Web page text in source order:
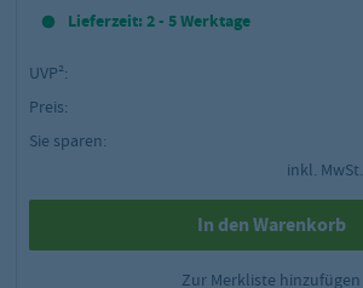
Lieferzeit: 2 - 5 Werktage
UVP²:
Preis:
Sie sparen:
inkl. MwSt.
In den Warenkorb
Zur Merkliste hinzufügen